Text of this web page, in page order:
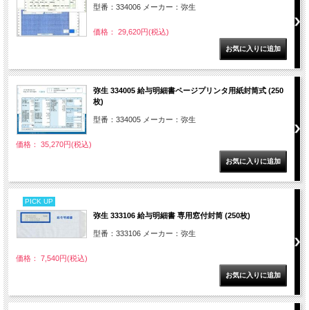
型番：334006 メーカー：弥生
価格： 29,620円(税込)
弥生 334005 給与明細書ページプリンタ用紙封筒式 (250
枚)
型番：334005 メーカー：弥生
価格： 35,270円(税込)
PICK UP
弥生 333106 給与明細書 専用窓付封筒 (250枚)
型番：333106 メーカー：弥生
価格： 7,540円(税込)